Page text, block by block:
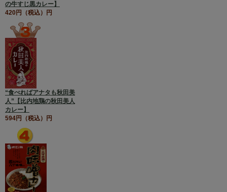
の牛すじ黒カレー】
420円（税込）円
“食べればアナタも秋田美
人”【比内地鶏の秋田美人
カレー】
594円（税込）円